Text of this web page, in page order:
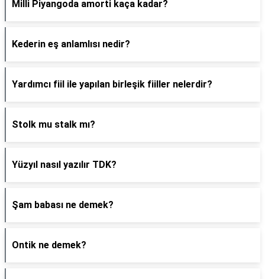
Milli Piyangoda amorti kaça kadar?
Kederin eş anlamlısı nedir?
Yardımcı fiil ile yapılan birleşik fiiller nelerdir?
Stolk mu stalk mı?
Yüzyıl nasıl yazılır TDK?
Şam babası ne demek?
Ontik ne demek?